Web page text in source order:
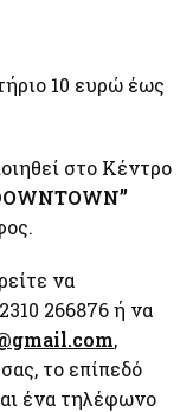
10 ευρώ έως
στο Κέντρο
”
να
266876 ή να
,
το επίπεδό
ένα τηλέφωνο